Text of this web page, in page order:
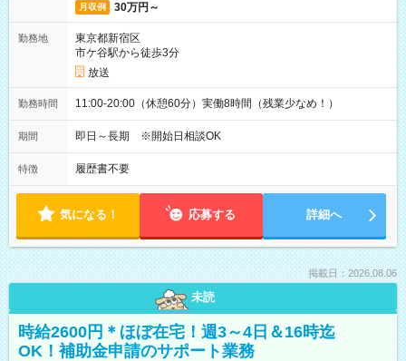
月収例 30万円～
勤務地
東京都新宿区
市ケ谷駅から徒歩3分
放送
勤務時間 11:00-20:00（休憩60分）実働8時間（残業少なめ！）
期間 即日～長期 ※開始日相談OK
特徴 履歴書不要
気になる！ 応募する 詳細へ
掲載日：2026.08.06
未読
時給2600円＊ほぼ在宅！週3～4日＆16時迄
OK！補助金申請のサポート業務